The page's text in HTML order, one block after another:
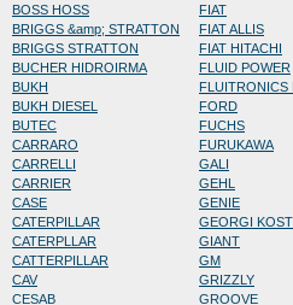
BOSS HOSS
BRIGGS &amp; STRATTON
BRIGGS STRATTON
BUCHER HIDROIRMA
BUKH
BUKH DIESEL
BUTEC
CARRARO
CARRELLI
CARRIER
CASE
CATERPILLAR
CATERPLLAR
CATTERPILLAR
CAV
CESAB
FIAT
FIAT ALLIS
FIAT HITACHI
FLUID POWER
FLUITRONICS
FORD
FUCHS
FURUKAWA
GALI
GEHL
GENIE
GEORGI
GIANT
GM
GRIZZLY
GROOVE